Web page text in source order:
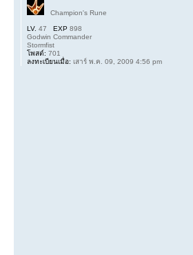
Champion's Rune
LV. 47 EXP 898
Godwin Commander
Stormfist
โพสต์: 701
ลงทะเบียนเมื่อ: เสาร์ พ.ค. 09, 2009 4:56 pm